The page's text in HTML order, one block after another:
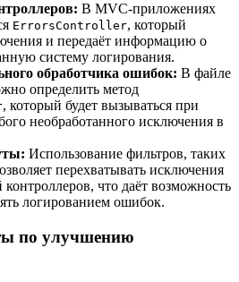
В MVC-приложениях
ErrorsController, который
и передаёт информацию о
систему логирования.
обработчика ошибок: В файле
определить метод
, который будет вызываться при
необработанного исключения в
Использование фильтров, таких
перехватывать исключения
что даёт возможность
логированием ошибок.
по улучшению